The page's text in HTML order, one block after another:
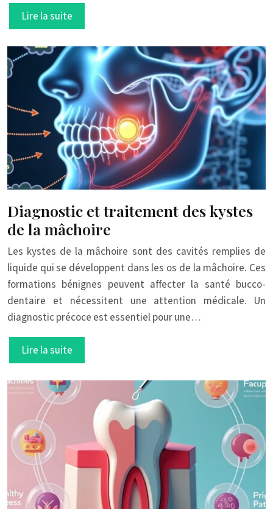
Lire la suite
Diagnostic et traitement des kystes
de la mâchoire
Les kystes de la mâchoire sont des cavités remplies de
liquide qui se développent dans les os de la mâchoire. Ces
formations bénignes peuvent affecter la santé bucco-
dentaire et nécessitent une attention médicale. Un
diagnostic précoce est essentiel pour une…
Lire la suite